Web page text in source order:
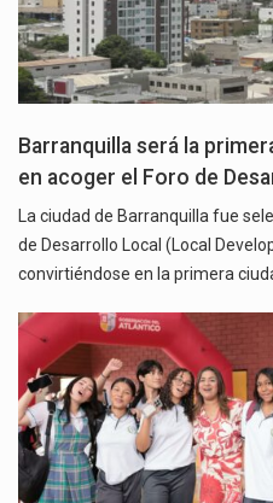
Barranquilla será la
en acoger el Foro de
La ciudad de Barranquilla fue
de Desarrollo Local (Local
convirtiéndose en la primera